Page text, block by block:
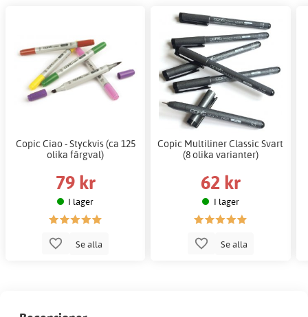
Copic Ciao - Styckvis (ca 125
olika färgval)
79 kr
I lager
Se alla
Copic Multiliner Classic Svart
(8 olika varianter)
62 kr
I lager
Se alla